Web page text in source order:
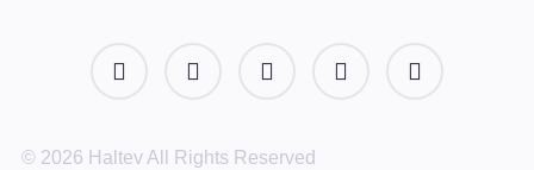
© 2026 Haltev All Rights Reserved